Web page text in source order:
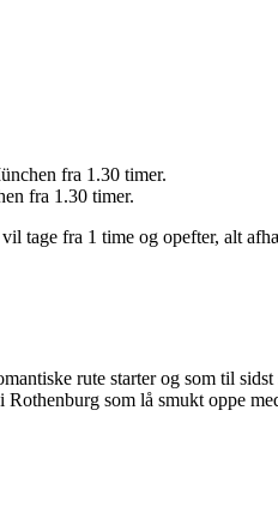
fra 1.30 timer.
fra 1.30 timer.
tage fra 1 time og opefter, alt
rute starter og som til
som lå smukt oppe